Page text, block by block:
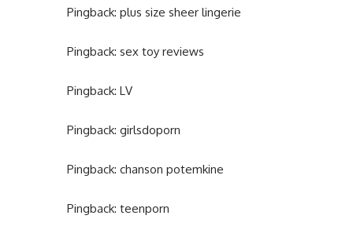
Pingback: plus size sheer lingerie
Pingback: sex toy reviews
Pingback: LV
Pingback: girlsdoporn
Pingback: chanson potemkine
Pingback: teenporn